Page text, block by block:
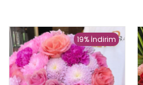
19% İndirim